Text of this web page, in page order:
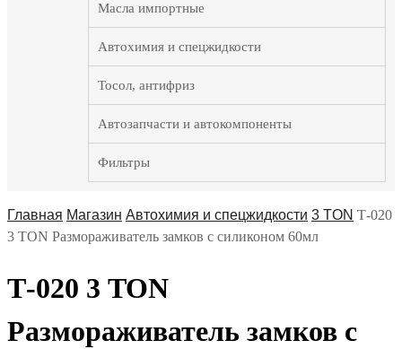
Масла импортные
Автохимия и спецжидкости
Тосол, антифриз
Автозапчасти и автокомпоненты
Фильтры
Главная Магазин Автохимия и спецжидкости 3 TON Т-020
3 TON Размораживатель замков с силиконом 60мл
Т-020 3 TON
Размораживатель замков с